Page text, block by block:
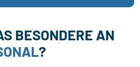
BESONDERE AN
?